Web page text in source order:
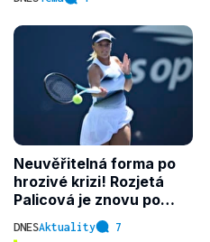
Neuvěřitelná forma po
hrozivé krizi! Rozjetá
Palicová je znovu po
týdnu ve finále
DNESAktuality 7